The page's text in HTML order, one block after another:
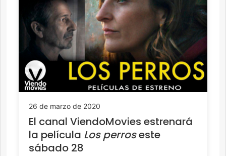
26 de marzo de 2020
El canal ViendoMovies estrenará
la película Los perroseste
sábado 28